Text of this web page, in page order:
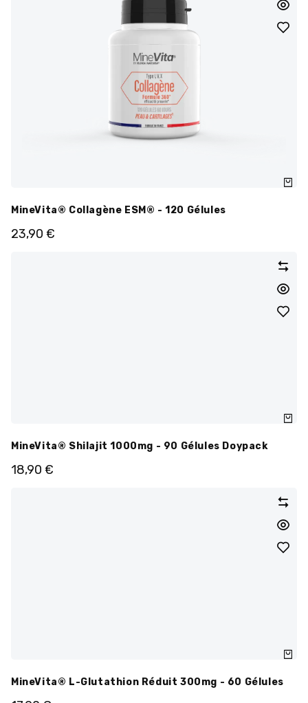
MineVita® Collagène ESM® - 120 Gélules
23,90 €
MineVita® Shilajit 1000mg - 90 Gélules Doypack
18,90 €
MineVita® L-Glutathion Réduit 300mg - 60 Gélules